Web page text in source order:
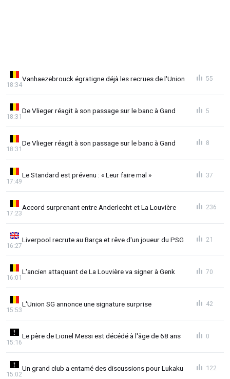
Vanhaezebrouck égratigne déjà les recrues de l'Union
18:34
55
De Vlieger réagit à son passage sur le banc à Gand
18:31
5
De Vlieger réagit à son passage sur le banc à Gand
18:31
8
Le Standard est prévenu : « Leur faire mal »
17:49
37
Accord surprenant entre Anderlecht et La Louvière
17:23
236
Liverpool recrute au Barça et rêve d'un joueur du PSG
16:27
21
L'ancien attaquant de La Louvière va signer à Genk
16:01
70
L'Union SG annonce une signature surprise
15:53
42
Le père de Lionel Messi est décédé à l'âge de 68 ans
15:16
0
Un grand club a entamé des discussions pour Lukaku
15:02
122